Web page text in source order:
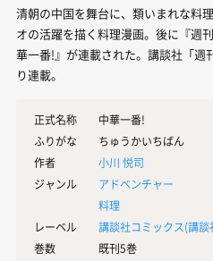
清朝の中国を舞台に、類いまれな料
オの活躍を描く料理漫画。後に『週
華一番!』が連載された。講談社「週
り連載。
正式名称
中華一番!
ふりがな
ちゅうかいちばん
作者
小川 悦司
ジャンル
アドベンチャー
料理
レーベル
講談社コミックス(講談
巻数
既刊5巻